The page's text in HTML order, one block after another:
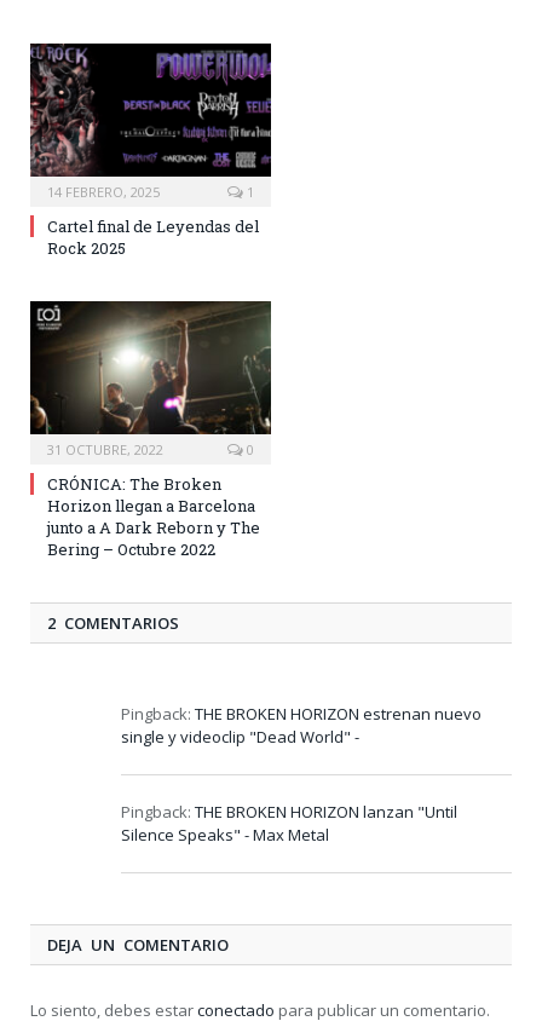
14 FEBRERO, 2025 1
Cartel final de Leyendas del
Rock 2025
31 OCTUBRE, 2022 0
CRÓNICA: The Broken
Horizon llegan a Barcelona
junto a A Dark Reborn y The
Bering – Octubre 2022
2 COMENTARIOS
Pingback: THE BROKEN HORIZON estrenan nuevo
single y videoclip "Dead World" -
Pingback: THE BROKEN HORIZON lanzan "Until
Silence Speaks" - Max Metal
DEJA UN COMENTARIO
Lo siento, debes estarconectado para publicar un comentario.